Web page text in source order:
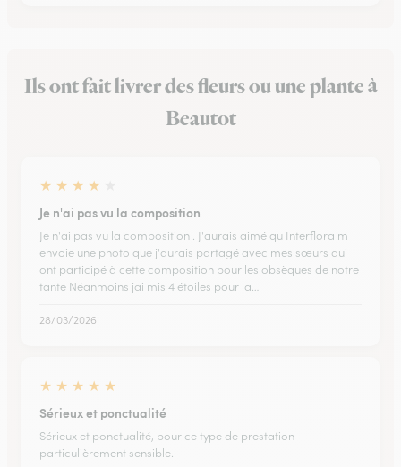
Ils ont fait livrer des fleurs ou une plante à
Beautot
★ ★ ★ ★
Je n'ai pas vu la composition
Je n'ai pas vu la composition . J'aurais aimé qu Interflora m
envoie une photo que j'aurais partagé avec mes sœurs qui
ont participé à cette composition pour les obsèques de notre
tante Néanmoins jai mis 4 étoiles pour la…
28/03/2026
★ ★ ★ ★ ★
Sérieux et ponctualité
Sérieux et ponctualité, pour ce type de prestation
particulièrement sensible.